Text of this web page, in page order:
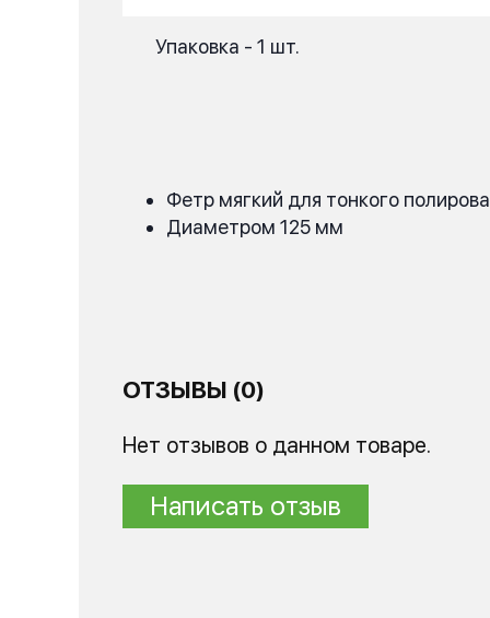
Упаковка - 1 шт.
Фетр мягкий для тонкого
Диаметром 125 мм
ОТЗЫВЫ (0)
Нет отзывов о данном товаре.
Написать отзыв